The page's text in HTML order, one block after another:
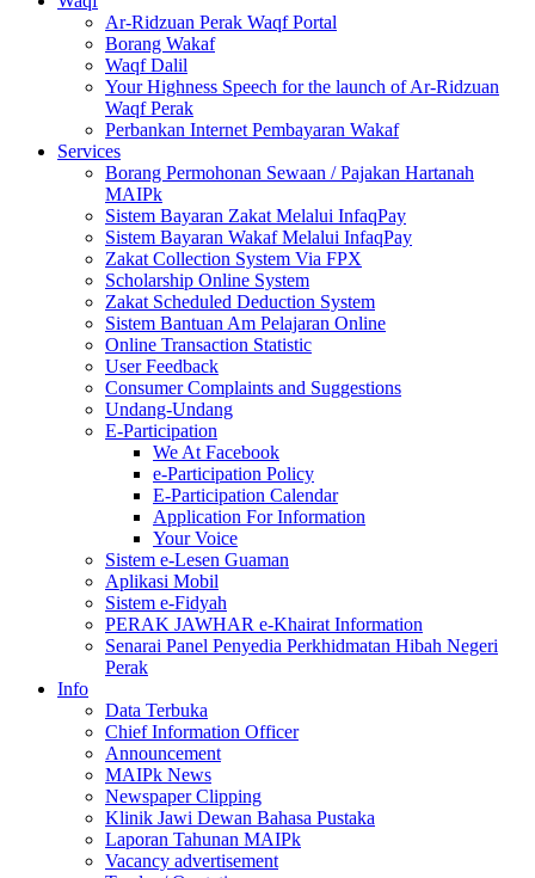
Ar-Ridzuan Perak Waqf Portal
Borang Wakaf
Waqf Dalil
Your Highness Speech for the launch of Ar-Ridzuan
Waqf Perak
Perbankan Internet Pembayaran Wakaf
Services
Borang Permohonan Sewaan / Pajakan Hartanah
MAIPk
Sistem Bayaran Zakat Melalui InfaqPay
Sistem Bayaran Wakaf Melalui InfaqPay
Zakat Collection System Via FPX
Scholarship Online System
Zakat Scheduled Deduction System
Sistem Bantuan Am Pelajaran Online
Online Transaction Statistic
User Feedback
Consumer Complaints and Suggestions
Undang-Undang
E-Participation
We At Facebook
e-Participation Policy
E-Participation Calendar
Application For Information
Your Voice
Sistem e-Lesen Guaman
Aplikasi Mobil
Sistem e-Fidyah
PERAK JAWHAR e-Khairat Information
Senarai Panel Penyedia Perkhidmatan Hibah Negeri
Perak
Info
Data Terbuka
Chief Information Officer
Announcement
MAIPk News
Newspaper Clipping
Klinik Jawi Dewan Bahasa Pustaka
Laporan Tahunan MAIPk
Vacancy advertisement